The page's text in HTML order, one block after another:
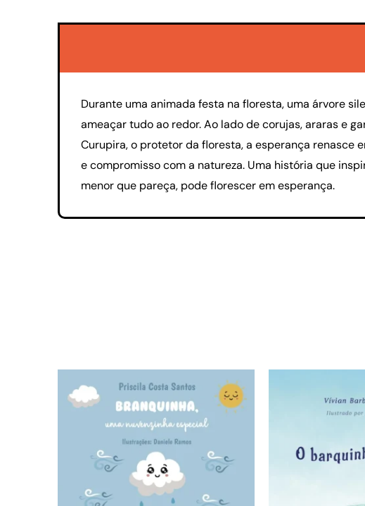
Durante uma animada festa na floresta, uma árvore
ameaçar tudo ao redor. Ao lado de corujas, araras e
Curupira, o protetor da floresta, a esperança renasce
e compromisso com a natureza. Uma história que
menor que pareça, pode florescer em esperança.